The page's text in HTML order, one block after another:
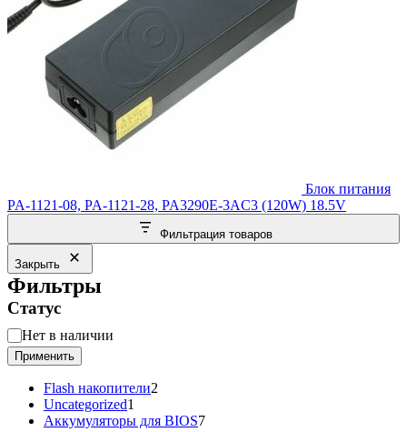
Блок питания
PA-1121-08, PA-1121-28, PA3290E-3AC3 (120W) 18.5V
Фильтрация товаров
Закрыть
Фильтры
Статус
Статус
Нет в наличии
Применить
Flash накопители2
Uncategorized1
товар
Аккумуляторы для BIOS77